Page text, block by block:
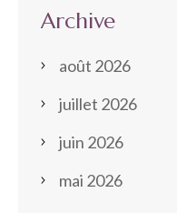
Archive
août 2026
juillet 2026
juin 2026
mai 2026